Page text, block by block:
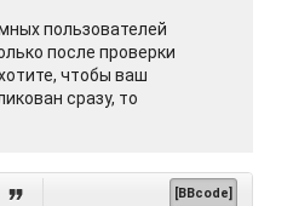
пользователей
после проверки
чтобы ваш
сразу, то
 [BBcode]